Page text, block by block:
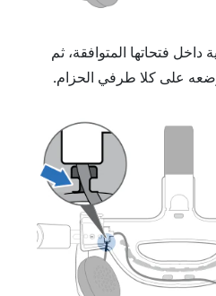
فتحاتها المتوافقة، ثم
على كلا طرفي الحزام.